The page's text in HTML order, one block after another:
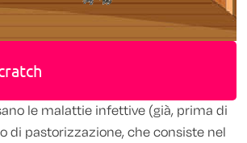
le malattie infettive (già, prima di
di pastorizzazione, che consiste nel